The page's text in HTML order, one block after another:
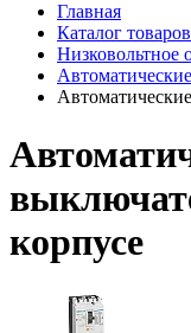
Главная
Каталог товаров
Низковольтное
корпусе